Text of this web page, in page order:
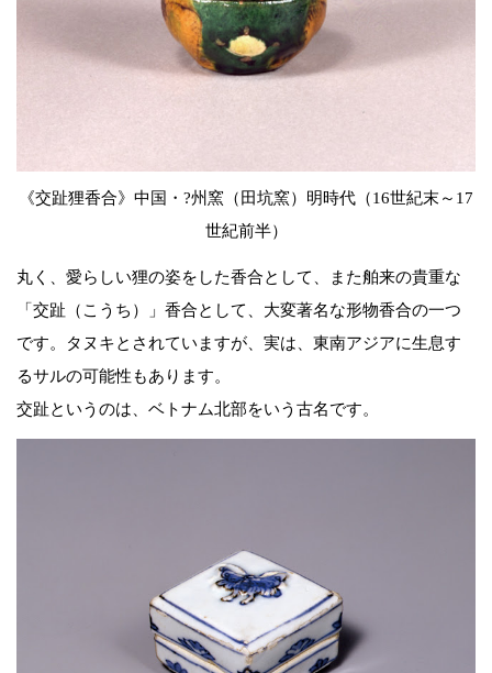
《交趾狸香合》中国・?州窯（田坑窯）明時代（16世紀末～17
世紀前半）
丸く、愛らしい狸の姿をした香合として、また舶来の貴重な
「交趾（こうち）」香合として、大変著名な形物香合の一つ
です。タヌキとされていますが、実は、東南アジアに生息す
るサルの可能性もあります。
交趾というのは、ベトナム北部をいう古名です。